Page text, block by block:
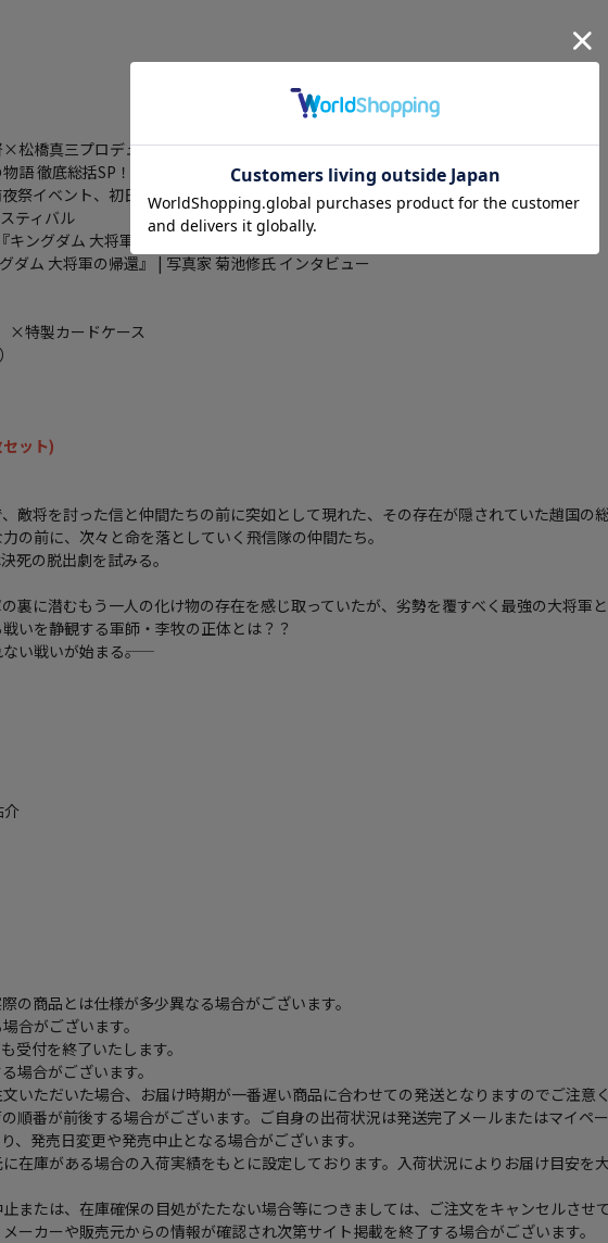
松橋真三プロデューサー 座談会
語 徹底総括SP！（スペシャル）」
祭イベント、初日舞台挨拶
ティバル
ングダム 大将軍の帰還』
ダム 大将軍の帰還』 | 写真家 菊池修氏 インタビュー
×特製カードケース
ット)
敵将を討った信と仲間たちの前に突如として現れた、その存在が隠されていた趙国の
の前に、次々と命を落としていく飛信隊の仲間たち。
死の脱出劇を試みる。
裏に潜むもう一人の化け物の存在を感じ取っていたが、劣勢を覆すべく最強の大将軍
いを静観する軍師・李牧の正体とは？？
い戦いが始まる――。
介
の商品とは仕様が多少異なる場合がございます。
合がございます。
受付を終了いたします。
場合がございます。
いただいた場合、お届け時期が一番遅い商品に合わせての発送となりますのでご注意
順番が前後する場合がございます。ご自身の出荷状況は発送完了メールまたはマイペ
発売日変更や発売中止となる場合がございます。
在庫がある場合の入荷実績をもとに設定しております。入荷状況によりお届け目安を
または、在庫確保の目処がたたない場合等につきましては、ご注文をキャンセルさせ
ーカーや販売元からの情報が確認され次第サイト掲載を終了する場合がございます。